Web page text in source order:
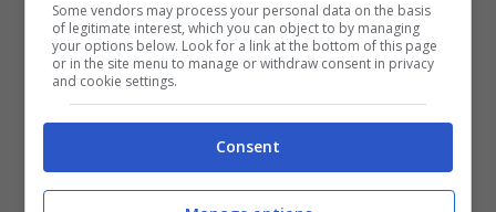
700 grammi di patate
2 uova
2 cucchiai di parmigiano
prezzemolo tritato
Some vendors may process your personal data on the basis
of legitimate interest, which you can object to by managing
your options below. Look for a link at the bottom of this page
or in the site menu to manage or withdraw consent in privacy
and cookie settings.
Consent